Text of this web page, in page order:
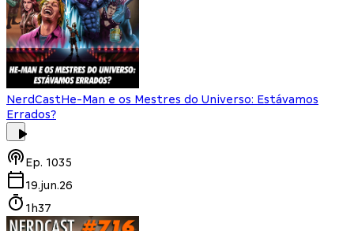
NerdCastHe-Man e os Mestres do Universo: Estávamos
Errados?
Ep. 1035
19.jun.26
1h37